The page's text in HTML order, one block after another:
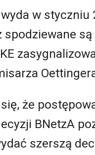
w styczniu
spodziewane są
że
BNetzA
szerszą